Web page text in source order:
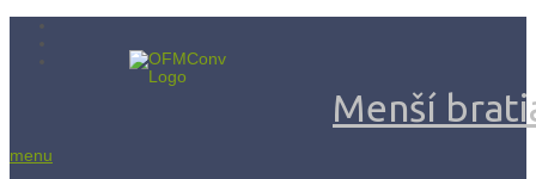
Menší
menu